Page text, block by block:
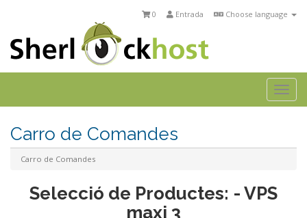
Choose language
Entrada
0
Carro de Comandes
Carro de Comandes
Selecció de Productes: - VPS
maxi 3